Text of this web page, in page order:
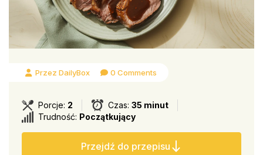
Przez DailyBox 0 Comments
Porcje: 2 Czas: 35 minut
Trudność: Początkujący
Przejdź do przepisu